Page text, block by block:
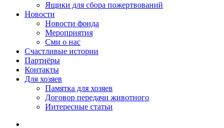
Ящики для сбора пожертвований
Новости
Новости фонда
Мероприятия
Сми о нас
Счастливые истории
Партнёры
Контакты
Для хозяев
Памятка для хозяев
Договор передачи животного
Интересные статьи